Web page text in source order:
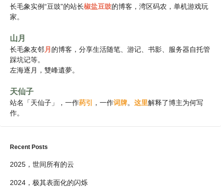
长毛象实例“豆豉”的站长椒盐豆豉的博客，湾区码农，单机游戏玩
家。
山月
长毛象友邻月 的博客，分享生活随笔、游记、书影、服务器自托管
踩坑记等。
左海逐月，雙峰遺夢。
天仙子
站名「天仙子」，一作药引 ，一作词牌。 这里解释了博主为何写
作。
Recent Posts
2025，世间所有的云
2024，极其表面化的闪烁